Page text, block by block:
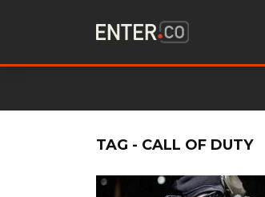
TAG - CALL OF DUTY